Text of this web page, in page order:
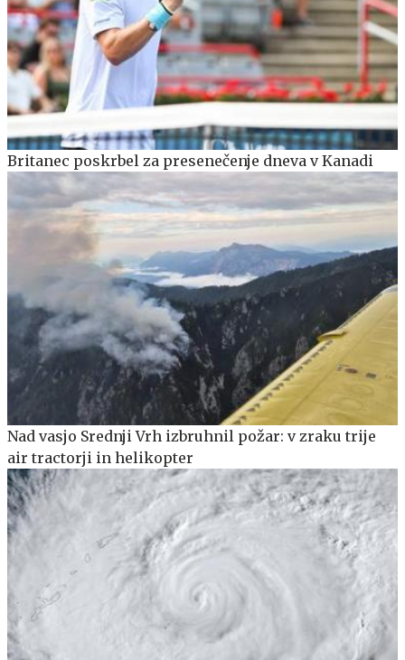
Britanec poskrbel za presenečenje dneva v Kanadi
Nad vasjo Srednji Vrh izbruhnil požar: v zraku trije
air tractorji in helikopter